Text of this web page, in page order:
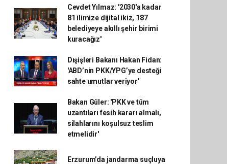
Cevdet Yılmaz: '2030'a kadar
81 ilimize dijital ikiz, 187
belediyeye akıllı şehir birimi
kuracağız'
Dışişleri Bakanı Hakan Fidan:
'ABD’nin PKK/YPG’ye desteği
sahte umutlar veriyor'
Bakan Güler: 'PKK ve tüm
uzantıları fesih kararı almalı,
silahlarını koşulsuz teslim
etmelidir'
Erzurum’da jandarma suçluya